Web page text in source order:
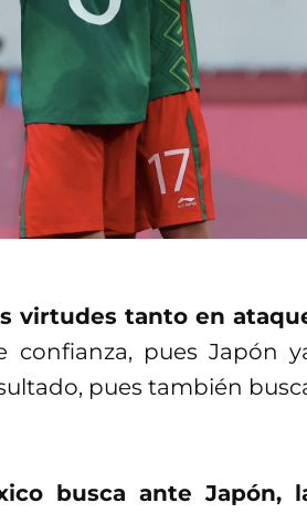
virtudes tanto en
confianza, pues Japón
pues también
busca ante Japón,